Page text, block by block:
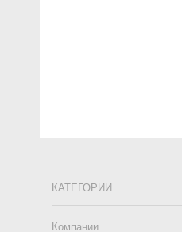
КАТЕГОРИИ
Компании